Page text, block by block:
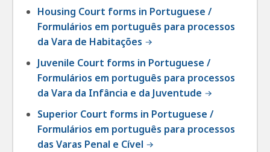
Housing Court forms in Portuguese /
Formulários em português para processos
da Vara de Habitações
Juvenile Court forms in Portuguese /
Formulários em português para processos
da Vara da Infância e da Juventude
Superior Court forms in Portuguese /
Formulários em português para processos
das Varas Penal e Cível